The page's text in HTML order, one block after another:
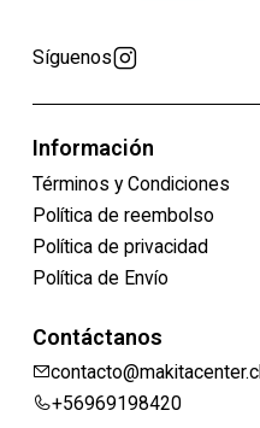
Síguenos
Información
Términos y Condiciones
Política de reembolso
Política de privacidad
Política de Envío
Contáctanos
contacto@makitacenter.cl
+56969198420